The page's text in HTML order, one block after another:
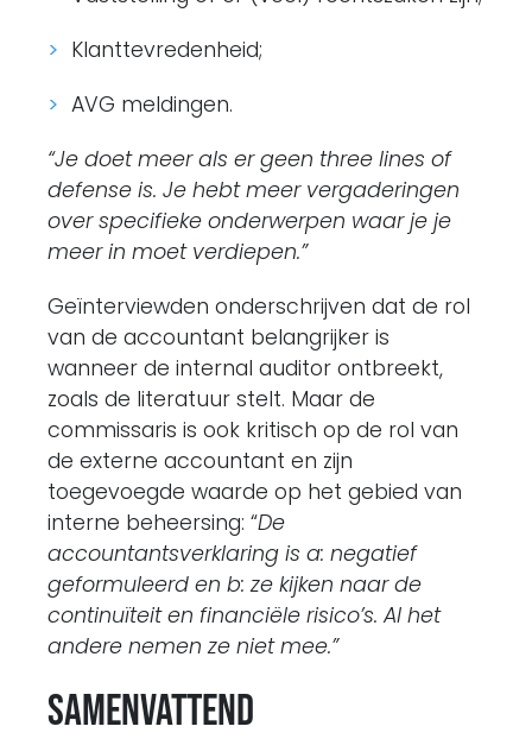
Klanttevredenheid;
AVG meldingen.
“Je doet meer als er geen three lines of
defense is. Je hebt meer vergaderingen
over specifieke onderwerpen waar je je
meer in moet verdiepen.”
Geïnterviewden onderschrijven dat de rol
van de accountant belangrijker is
wanneer de internal auditor ontbreekt,
zoals de literatuur stelt. Maar de
commissaris is ook kritisch op de rol van
de externe accountant en zijn
toegevoegde waarde op het gebied van
interne beheersing: “De
accountantsverklaring is a: negatief
geformuleerd en b: ze kijken naar de
continuïteit en financiële risico’s. Al het
andere nemen ze niet mee.”
Samenvattend